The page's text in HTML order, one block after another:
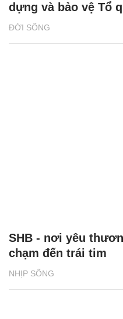
ĐỜI SỐNG
dựng và bảo vệ Tổ
NHỊP SỐNG
SHB - nơi yêu
chạm đến trái tim